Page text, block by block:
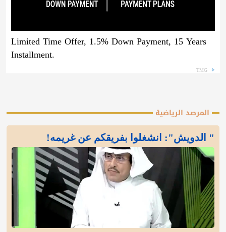
Limited Time Offer, 1.5% Down Payment, 15 Years
Installment.
TMG
المرصد الرياضية
" الدويش": انشغلوا بفريقكم عن غريمه!